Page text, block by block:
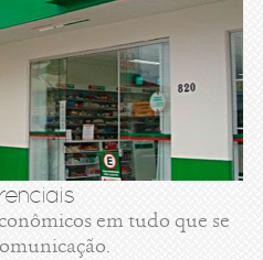
em tudo que se